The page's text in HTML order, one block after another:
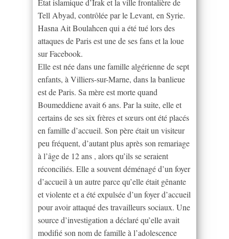
Etat islamique d’Irak et la ville frontalière de
Tell Abyad, contrôlée par le Levant, en Syrie.
Hasna Ait Boulahcen qui a été tué lors des
attaques de Paris est une de ses fans et la loue
sur Facebook.
Elle est née dans une famille algérienne de sept
enfants, à Villiers-sur-Marne, dans la banlieue
est de Paris. Sa mère est morte quand
Boumeddiene avait 6 ans. Par la suite, elle et
certains de ses six frères et sœurs ont été placés
en famille d’accueil. Son père était un visiteur
peu fréquent, d’autant plus après son remariage
à l’âge de 12 ans , alors qu’ils se seraient
réconciliés. Elle a souvent déménagé d’un foyer
d’accueil à un autre parce qu’elle était gênante
et violente et a été expulsée d’un foyer d’accueil
pour avoir attaqué des travailleurs sociaux. Une
source d’investigation a déclaré qu’elle avait
modifié son nom de famille à l’adolescence